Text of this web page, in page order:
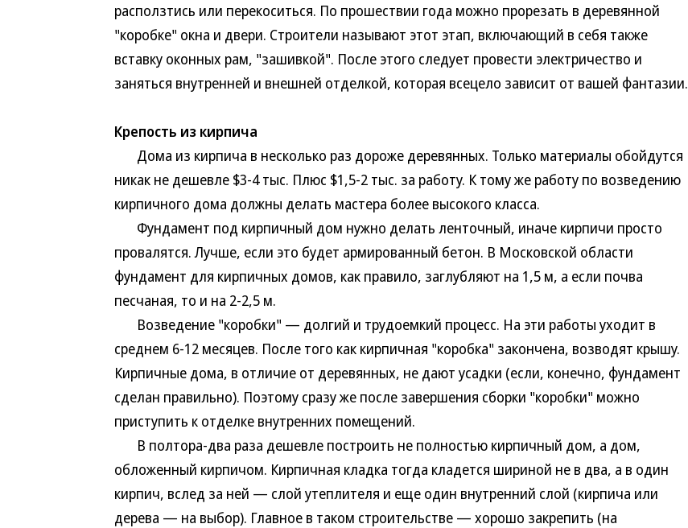
расползтись или перекоситься. По прошествии года можно прорезать в деревянной
"коробке" окна и двери. Строители называют этот этап, включающий в себя также
вставку оконных рам, "зашивкой". После этого следует провести электричество и
заняться внутренней и внешней отделкой, которая всецело зависит от вашей фантазии.
Крепость из кирпича
Дома из кирпича в несколько раз дороже деревянных. Только материалы обойдутся
никак не дешевле $3-4 тыс. Плюс $1,5-2 тыс. за работу. К тому же работу по возведению
кирпичного дома должны делать мастера более высокого класса.
Фундамент под кирпичный дом нужно делать ленточный, иначе кирпичи просто
провалятся. Лучше, если это будет армированный бетон. В Московской области
фундамент для кирпичных домов, как правило, заглубляют на 1,5 м, а если почва
песчаная, то и на 2-2,5 м.
Возведение "коробки" — долгий и трудоемкий процесс. На эти работы уходит в
среднем 6-12 месяцев. После того как кирпичная "коробка" закончена, возводят крышу.
Кирпичные дома, в отличие от деревянных, не дают усадки (если, конечно, фундамент
сделан правильно). Поэтому сразу же после завершения сборки "коробки" можно
приступить к отделке внутренних помещений.
В полтора-два раза дешевле построить не полностью кирпичный дом, а дом,
обложенный кирпичом. Кирпичная кладка тогда кладется шириной не в два, а в один
кирпич, вслед за ней — слой утеплителя и еще один внутренний слой (кирпича или
дерева — на выбор). Главное в таком строительстве — хорошо закрепить (на